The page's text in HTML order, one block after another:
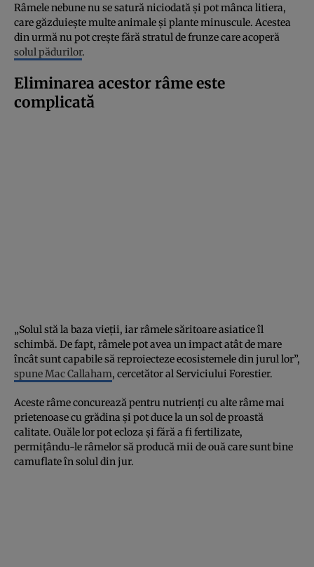
Râmele nebune nu se satură niciodată și pot mânca litiera,
care găzduiește multe animale și plante minuscule. Acestea
din urmă nu pot crește fără stratul de frunze care acoperă
solul pădurilor.
Eliminarea acestor râme este
complicată
„Solul stă la baza vieții, iar râmele săritoare asiatice îl
schimbă. De fapt, râmele pot avea un impact atât de mare
încât sunt capabile să reproiecteze ecosistemele din jurul lor”,
spune Mac Callaham, cercetător al Serviciului Forestier.
Aceste râme concurează pentru nutrienți cu alte râme mai
prietenoase cu grădina și pot duce la un sol de proastă
calitate. Ouăle lor pot ecloza și fără a fi fertilizate,
permițându-le râmelor să producă mii de ouă care sunt bine
camuflate în solul din jur.